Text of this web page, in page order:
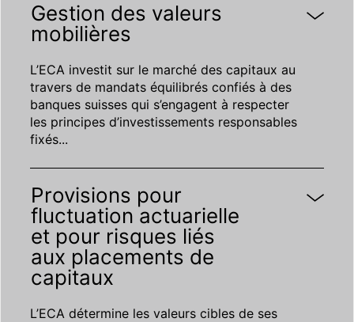
Gestion des valeurs
mobilières
L’ECA investit sur le marché des capitaux au
travers de mandats équilibrés confiés à des
banques suisses qui s’engagent à respecter
les principes d’investissements responsables
fixés...
Provisions pour
fluctuation actuarielle
et pour risques liés
aux placements de
capitaux
L’ECA détermine les valeurs cibles de ses